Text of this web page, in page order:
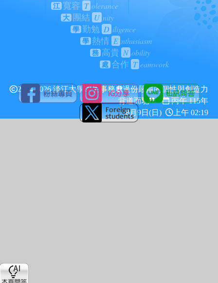
江 寬容 T olerance
大 團結 U nity
學 勤勉 D iligence
學 熱情 E nthusiasm
務 高貴 N obility
處 合作 T eamwork
2024-2026 淡江大學學生事務處過份嚴肅的個性與創造力
背道而馳
丙午 115年
8月9日(日)
上午 02:19